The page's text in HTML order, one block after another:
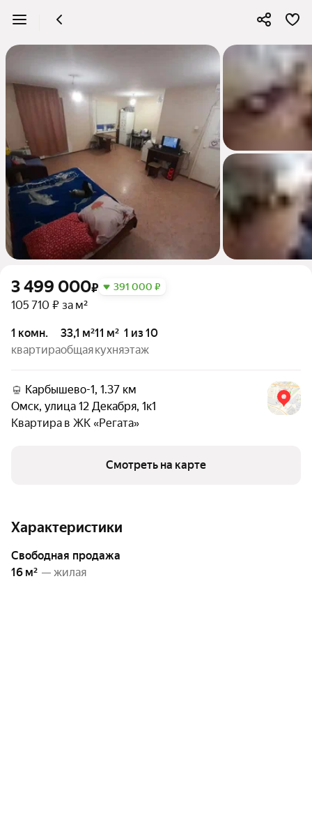
3 499 000₽ 391 000 ₽
105 710 ₽ за м²
1 комн.
квартира
33,1 м²
общая
11 м²
кухня
1 из 10
этаж
Карбышево-1, 1.37 км
Омск, улица 12 Декабря, 1к1
Квартира в ЖК «Регата»
Смотреть на карте
Характеристики
свободная продажа
16 м²
— жилая